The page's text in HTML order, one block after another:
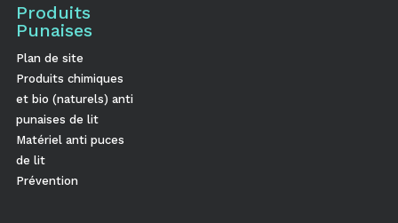
Produits
Punaises
Plan de site
Produits chimiques
et bio (naturels) anti
punaises de lit
Matériel anti puces
de lit
Prévention